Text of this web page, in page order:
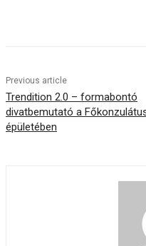
Previous article
Trendition 2.0 – formabontó
divatbemutató a
épületében